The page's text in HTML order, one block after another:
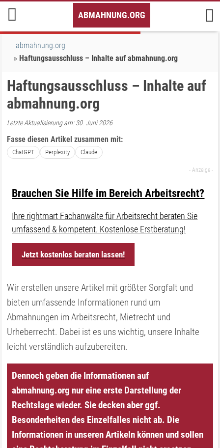
Inhalt
springen
ABMAHNUNG.ORG
abmahnung.org
Haftungsausschluss – Inhalte auf abmahnung.org
Haftungsausschluss – Inhalte auf
abmahnung.org
Letzte Aktualisierung am: 30. Juni 2026
Fasse diesen Artikel zusammen mit:
ChatGPT Perplexity Claude
Brauchen Sie Hilfe im Bereich Arbeitsrecht?
Ihre rightmart Fachanwälte für Arbeitsrecht beraten Sie
umfassend & kompetent. Kostenlose Erstberatung!
Jetzt kostenlos beraten lassen!
Wir erstellen unsere Artikel mit größter Sorgfalt und
bieten umfassende Informationen rund um
Abmahnungen im Arbeitsrecht, Mietrecht und
Urheberrecht. Dabei ist es uns wichtig, unsere Inhalte
leicht verständlich aufzubereiten.
Dennoch geben die Informationen auf
abmahnung.org nur eine erste Darstellung der
Rechtslage wieder. Sie decken aber ggf.
Besonderheiten des Einzelfalles nicht ab. Die
Informationen in unseren Artikeln können und sollen